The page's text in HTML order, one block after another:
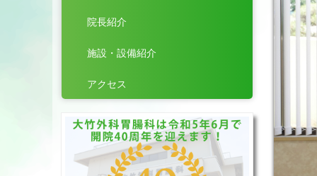
院長紹介
施設・設備紹介
アクセス